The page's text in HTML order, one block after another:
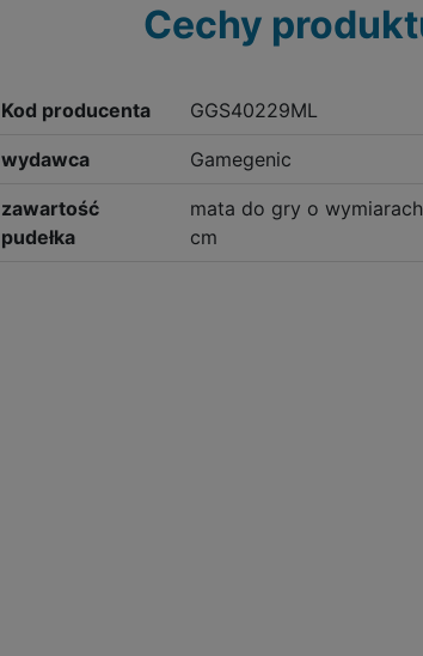
Cechy
Kod producenta GGS40229ML
wydawca Gamegenic
zawartość
pudełka
mata do gry o
cm